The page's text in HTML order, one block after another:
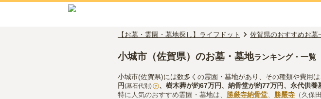
【お墓・霊園・墓地探し】ライフドット 佐賀県のおすすめお墓
小城市（佐賀県）のお墓・墓地ランキング・一覧
小城市(佐賀県)には数多くの霊園・墓地があり、その種類や費用
円(墓石代別) ? 、 樹木葬が約67万円、 納骨堂が約77万円、 永代供養
特に人気のおすすめ霊園・墓地は、
勝厳寺納骨堂 勝嚴寺 （久保